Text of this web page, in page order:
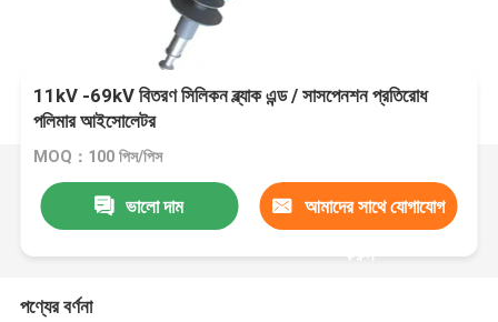
11kV -69kV বিতরণ সিলিকন ব্ল্যাক এন্ড / সাসপেনশন প্রতিরোধ
পলিমার আইসোলেটর
MOQ：100 পিস/পিস
ভালো দাম আমাদের সাথে যোগাযোগ
করুন
পণ্যের বর্ণনা